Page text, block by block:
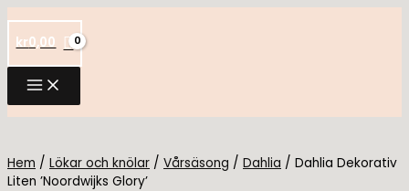
till
innehåll
kr0,00
Hem / Lökar och knölar / Vårsäsong / Dahlia / Dahlia Dekorativ
Liten ’Noordwijks Glory’